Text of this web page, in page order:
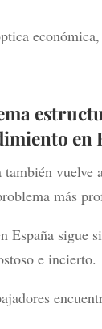
en
también vuelve
más
España sigue
e incierto.